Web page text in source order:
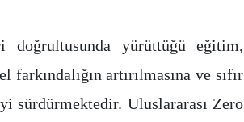
doğrultusunda yürüttüğü eğitim,
artırılmasına ve sıfır
sürdürmektedir. Uluslararası Zero